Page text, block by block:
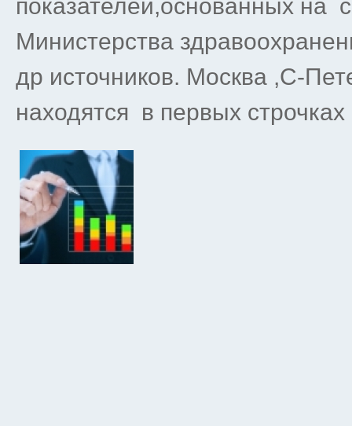
показателей,основанных на
Министерства
др источников. Москва ,С-
находятся в первых